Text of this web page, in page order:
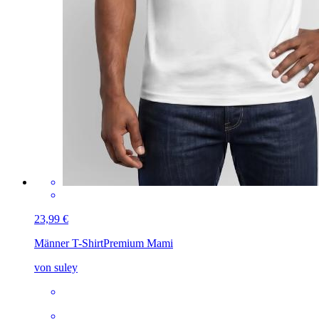
23,99 €
Männer T-ShirtPremium Mami
von suley